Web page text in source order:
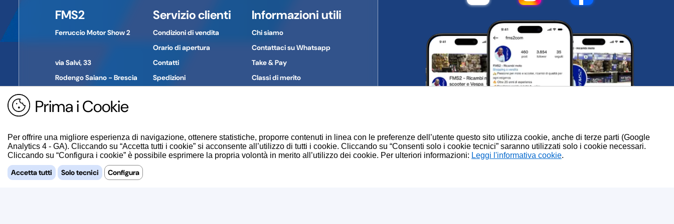
Prima i Cookie
Per offrire una migliore esperienza di navigazione, ottenere statistiche, proporre contenuti in linea con le preferenze dell’utente questo sito utilizza cookie, anche di terze parti (Google
Analytics 4 - GA). Cliccando su “Accetta tutti i cookie” si acconsente all’utilizzo di tutti i cookie. Cliccando su “Consenti solo i cookie tecnici” saranno utilizzati solo i cookie necessari.
Cliccando su “Configura i cookie” è possibile esprimere la propria volontà in merito all’utilizzo dei cookie. Per ulteriori informazioni:
.
Accetta tutti Solo tecnici Configura
Provincia:
Paese:ITALIA
FMS2
Ferruccio Motor Show 2
via Salvi, 33
Rodengo Saiano - Brescia
Tel. +39 030 610774
Servizio clienti
Condizioni di vendita
Orario di apertura
Contatti
Spedizioni
Informazioni utili
Chi siamo
Contattaci su Whatsapp
Take & Pay
Classi di merito